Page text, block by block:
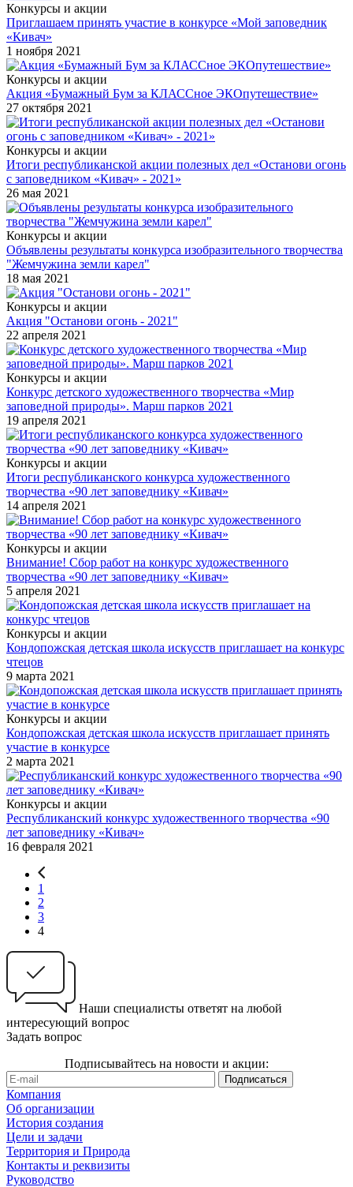
Конкурсы и акции
Приглашаем принять участие в конкурсе «Мой заповедник
«Кивач»
1 ноября 2021
Конкурсы и акции
Акция «Бумажный Бум за КЛАССное ЭКОпутешествие»
27 октября 2021
Конкурсы и акции
Итоги республиканской акции полезных дел «Останови огонь
с заповедником «Кивач» - 2021»
26 мая 2021
Конкурсы и акции
Объявлены результаты конкурса изобразительного творчества
"Жемчужина земли карел"
18 мая 2021
Конкурсы и акции
Акция "Останови огонь - 2021"
22 апреля 2021
Конкурсы и акции
Конкурс детского художественного творчества «Мир
заповедной природы». Марш парков 2021
19 апреля 2021
Конкурсы и акции
Итоги республиканского конкурса художественного
творчества «90 лет заповеднику «Кивач»
14 апреля 2021
Конкурсы и акции
Внимание! Сбор работ на конкурс художественного
творчества «90 лет заповеднику «Кивач»
5 апреля 2021
Конкурсы и акции
Кондопожская детская школа искусств приглашает на конкурс
чтецов
9 марта 2021
Конкурсы и акции
Кондопожская детская школа искусств приглашает принять
участие в конкурсе
2 марта 2021
Конкурсы и акции
Республиканский конкурс художественного творчества «90
лет заповеднику «Кивач»
16 февраля 2021
1
2
3
4
Наши специалисты ответят на любой
интересующий вопрос
Задать вопрос
Подписывайтесь на новости и акции:
Компания
Об организации
История создания
Цели и задачи
Территория и Природа
Контакты и реквизиты
Руководство